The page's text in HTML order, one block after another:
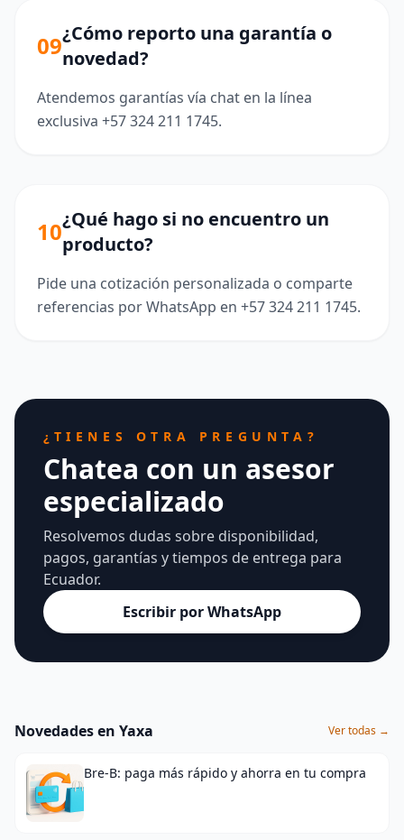
09¿Cómo reporto una garantía o
novedad?
Atendemos garantías vía chat en la línea
exclusiva +57 324 211 1745.
10¿Qué hago si no encuentro un
producto?
Pide una cotización personalizada o comparte
referencias por WhatsApp en +57 324 211 1745.
¿TIENES OTRA PREGUNTA?
Chatea con un asesor
especializado
Resolvemos dudas sobre disponibilidad,
pagos, garantías y tiempos de entrega para
Ecuador.
Escribir por WhatsApp
Novedades en Yaxa Ver todas →
Bre-B: paga más rápido y ahorra en tu compra